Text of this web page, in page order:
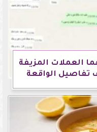
العملات المزيفة
تفاصيل الواقعة